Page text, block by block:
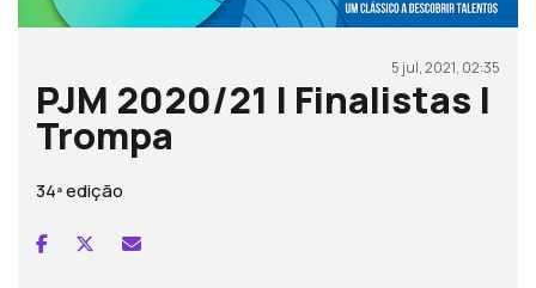
5 jul, 2021, 02:35
PJM 2020/21 | Finalistas |
Trompa
34ª edição